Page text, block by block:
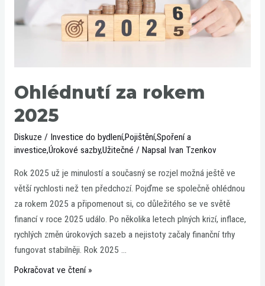
Ohlédnutí za rokem
2025
Diskuze / Investice do bydlení,Pojištění,Spoření a
investice,Úrokové sazby,Užitečné / Napsal Ivan Tzenkov
Rok 2025 už je minulostí a současný se rozjel možná ještě ve
větší rychlosti než ten předchozí. Pojďme se společně ohlédnou
za rokem 2025 a připomenout si, co důležitého se ve světě
financí v roce 2025 událo. Po několika letech plných krizí, inflace,
rychlých změn úrokových sazeb a nejistoty začaly finanční trhy
fungovat stabilněji. Rok 2025 …
Pokračovat ve čtení »